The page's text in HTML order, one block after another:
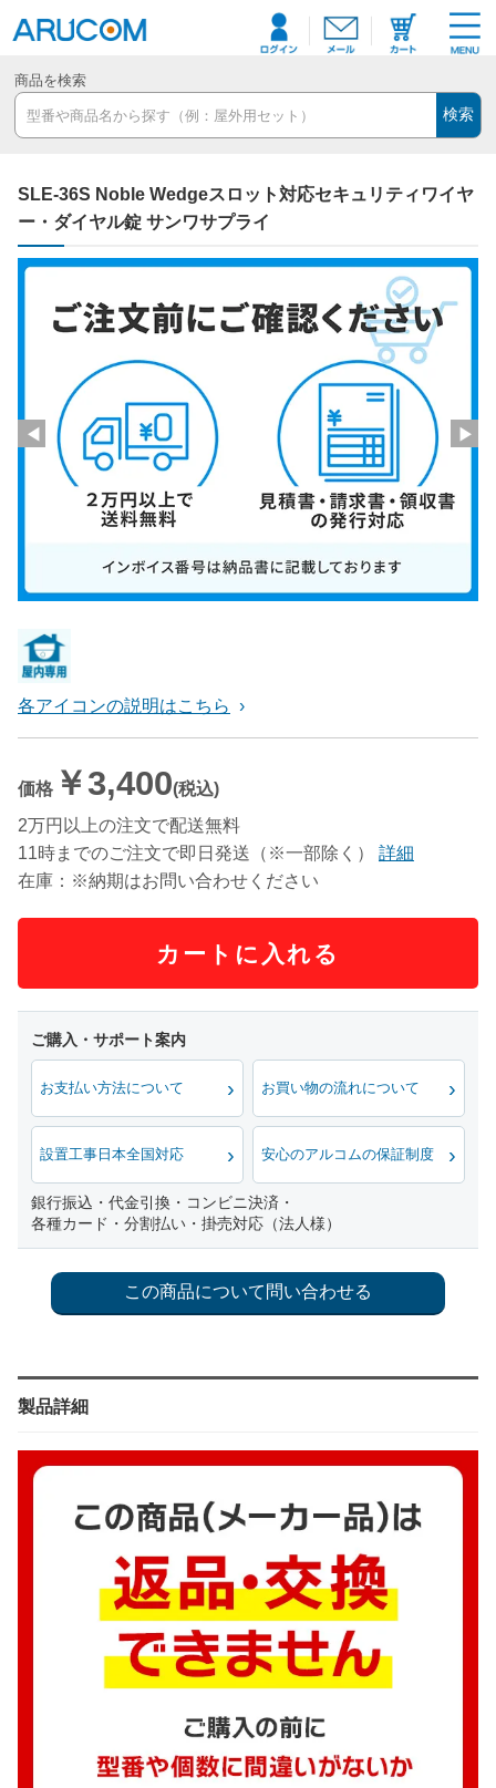
商品を検索
検索
SLE-36S Noble Wedgeスロット対応セキュリティワイヤ
ー・ダイヤル錠 サンワサプライ
◀ ▶
各アイコンの説明はこちら
価格 ￥3,400(税込)
2万円以上の注文で配送無料
11時までのご注文で即日発送（※一部除く）
詳細
在庫：※納期はお問い合わせください
カートに入れる
お支払い方法について お買い物の流れについて
設置工事日本全国対応 安心のアルコムの保証制度
銀行振込・代金引換・コンビニ決済・
各種カード・分割払い・掛売対応（法人様）
製品詳細